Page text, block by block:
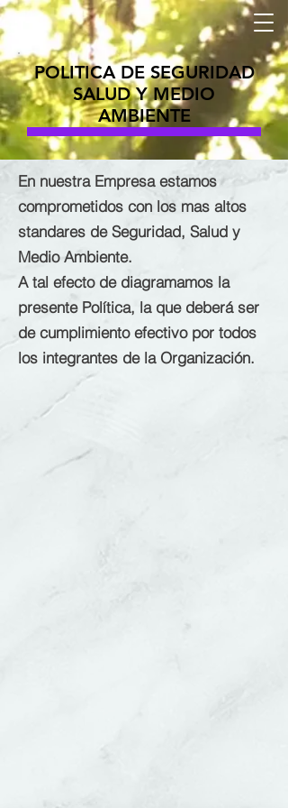
POLITICA DE SEGURIDAD
SALUD Y MEDIO
AMBIENTE
En nuestra Empresa estamos
comprometidos con los mas altos
standares de Seguridad, Salud y
Medio Ambiente.
A tal efecto de diagramamos la
presente Política, la que deberá ser
de cumplimiento efectivo por todos
los integrantes de la Organización.